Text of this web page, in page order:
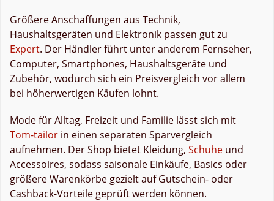
Größere Anschaffungen aus Technik,
Haushaltsgeräten und Elektronik passen gut zu
Expert. Der Händler führt unter anderem Fernseher,
Computer, Smartphones, Haushaltsgeräte und
Zubehör, wodurch sich ein Preisvergleich vor allem
bei höherwertigen Käufen lohnt.
Mode für Alltag, Freizeit und Familie lässt sich mit
Tom-tailor in einen separaten Sparvergleich
aufnehmen. Der Shop bietet Kleidung, Schuhe und
Accessoires, sodass saisonale Einkäufe, Basics oder
größere Warenkörbe gezielt auf Gutschein- oder
Cashback-Vorteile geprüft werden können.